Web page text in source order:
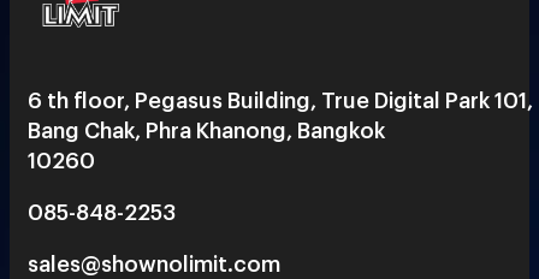
6 th floor, Pegasus Building, True Digital Park 101,
Bang Chak, Phra Khanong, Bangkok
10260
085-848-2253
sales@shownolimit.com